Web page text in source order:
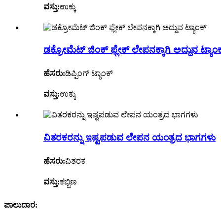
ವಸ್ತು:ಉಕ್ಕು
ಡಕ್ರೋಮೆಟ್ ಜಿಂಕ್ ಫ್ಲೇಕ್ ಲೇಪನಕ್ಕಾಗಿ ಅದ್ದುವ
ಹೆಸರು:ಡಿಪ್ಪಿಂಗ್ ಟ್ಯಾಂಕ್
ವಸ್ತು:ಉಕ್ಕು
ವಿತರಕರನ್ನು ಇಷ್ಟಪಡುವ ಲೇಪನ ಯಂತ್ರದ ಭಾಗಗಳು
ಹೆಸರು:ವಿತರಕ
ವಸ್ತು:ಕಬ್ಬಿಣ
ಪಾಲುದಾರ: